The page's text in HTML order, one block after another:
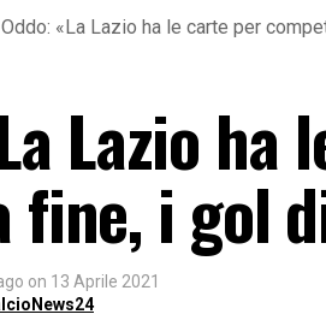
Oddo: «La Lazio ha le carte per
Lazio
fine, i gol
on 13 Aprile 2021